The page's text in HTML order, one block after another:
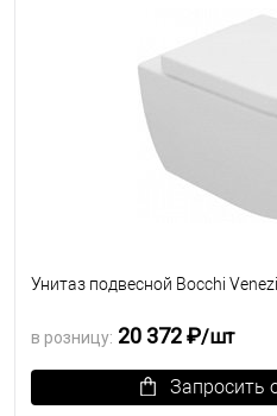
Унитаз подвесной Bocchi
в розницу: 20 372 ₽/шт
Запросить